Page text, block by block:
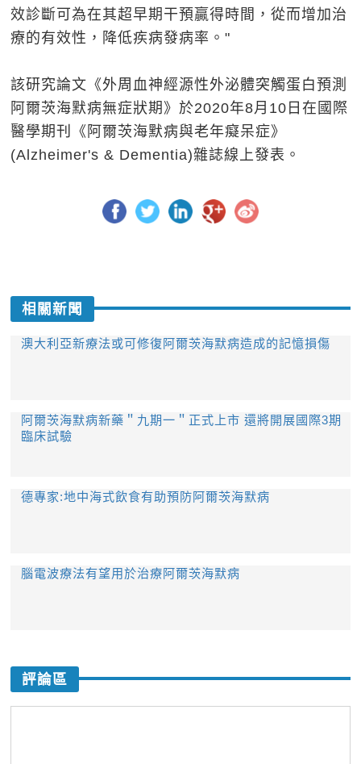
效診斷可為在其超早期干預贏得時間，從而增加治
療的有效性，降低疾病發病率。"
該研究論文《外周血神經源性外泌體突觸蛋白預測
阿爾茨海默病無症狀期》於2020年8月10日在國際
醫學期刊《阿爾茨海默病與老年癡呆症》
(Alzheimer's & Dementia)雜誌線上發表。
相關新聞
澳大利亞新療法或可修復阿爾茨海默病造成的記憶損傷
阿爾茨海默病新藥＂九期一＂正式上市 還將開展國際3期
臨床試驗
德專家:地中海式飲食有助預防阿爾茨海默病
腦電波療法有望用於治療阿爾茨海默病
評論區